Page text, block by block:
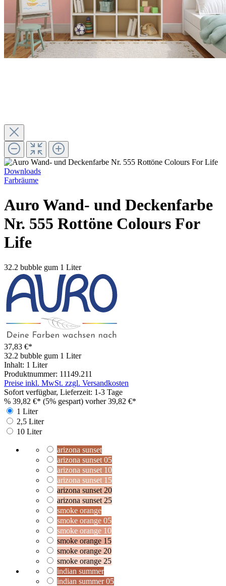
Downloads
Farbräume
Auro Wand- und Deckenfarbe
Nr. 555 Rottöne Colours For
Life
32.2 bubble gum 1 Liter
37,83 €*
32.2 bubble gum 1 Liter
Inhalt: 1 Liter
Produktnummer: 11149.211
Preise inkl. MwSt. zzgl. Versandkosten
Sofort verfügbar, Lieferzeit: 1-3 Tage
% 39,82 €* (5% gespart) vorher 39,82 €*
1 Liter
2,5 Liter
10 Liter
arizona sunset
arizona sunset 05
arizona sunset 10
arizona sunset 15
arizona sunset 20
arizona sunset 25
smoke orange
smoke orange 05
smoke orange 10
smoke orange 15
smoke orange 20
smoke orange 25
indian summer
indian summer 05